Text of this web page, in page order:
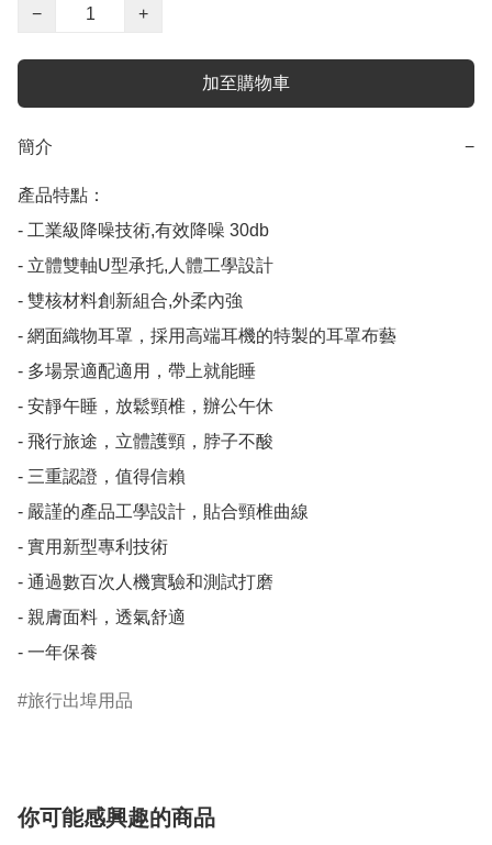
−
+
加至購物車
簡介 −
產品特點：
- 工業級降噪技術,有效降噪 30db
- 立體雙軸U型承托,人體工學設計
- 雙核材料創新組合,外柔內強
- 網面織物耳罩，採用高端耳機的特製的耳罩布藝
- 多場景適配適用，帶上就能睡
- 安靜午睡，放鬆頸椎，辦公午休
- 飛行旅途，立體護頸，脖子不酸
- 三重認證，值得信賴
- 嚴謹的產品工學設計，貼合頸椎曲線
- 實用新型專利技術
- 通過數百次人機實驗和測試打磨
- 親膚面料，透氣舒適
- 一年保養
旅行出埠用品
你可能感興趣的商品